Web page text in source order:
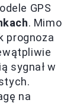
GPS
. Mimo
prognoza
sygnał w
na